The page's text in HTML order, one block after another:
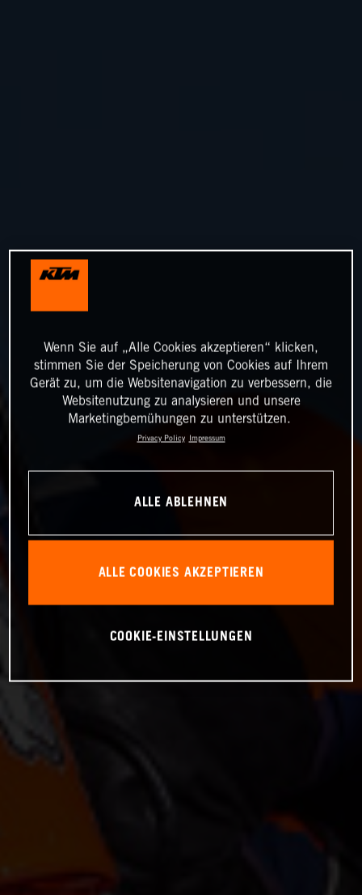
Wenn Sie auf „Alle Cookies akzeptieren“ klicken,
stimmen Sie der Speicherung von Cookies auf Ihrem
Gerät zu, um die Websitenavigation zu verbessern, die
Websitenutzung zu analysieren und unsere
Marketingbemühungen zu unterstützen.
Privacy Policy Impressum
ALLE ABLEHNEN
ALLE COOKIES AKZEPTIEREN
COOKIE-EINSTELLUNGEN